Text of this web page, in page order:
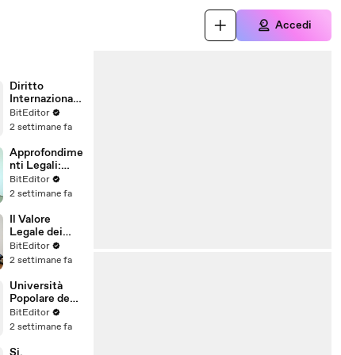
Accedi
Diritto
Internazionale
: Università
Popolare degli
Milano
BitEditor
2 settimane fa
Approfondime
nti Legali:
Università
Popolare degli
Milano
BitEditor
2 settimane fa
Il Valore
Legale dei
Titoli
dell'Universit
degli Studi di
Milano
BitEditor
2 settimane fa
Università
Popolare degli
Studi di
Milano:
nto Titoli
BitEditor
2 settimane fa